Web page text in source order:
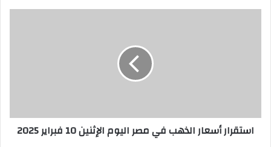
استقرار أسعار الذهب في مصر اليوم الإثنين 10 فبراير 2025